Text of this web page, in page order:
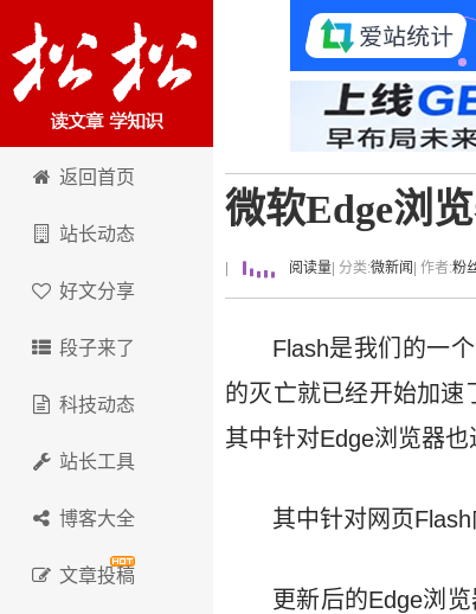
卢松松博客
返回首页
站长动态
好文分享
段子来了
科技动态
站长工具
博客大全
文章投稿
微软Edge浏
阅读量 | 分类:微新闻 | 作者:粉
Flash是我们的一
的灭亡就已经开始加速
其中针对Edge浏览器也
其中针对网页
更新后的Edge浏